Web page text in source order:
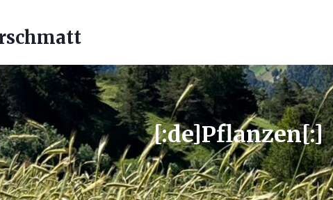
[:de]Pflanzen[:]